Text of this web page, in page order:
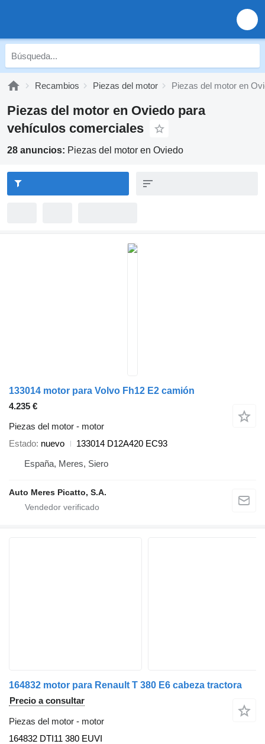
Recambios Piezas del motor Piezas del motor en
Piezas del motor en Oviedo para
vehículos comerciales
28 anuncios: Piezas del motor en Oviedo
133014 motor para Volvo Fh12 E2 camión
4.235 €
Piezas del motor - motor
Estado nuevo
133014 D12A420 EC93
España, Meres, Siero
Auto Meres Picatto, S.A.
164832 motor para Renault T 380 E6 cabeza tractora
Precio a consultar
Piezas del motor - motor
164832 DTI11 380 EUVI